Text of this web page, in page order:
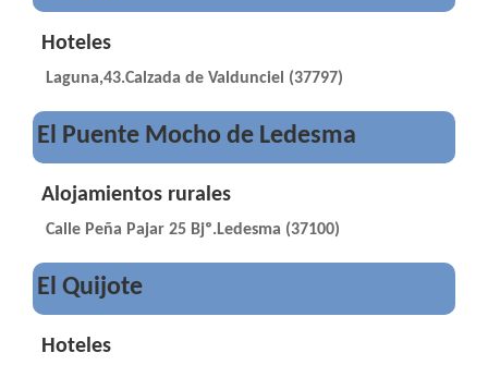
Hoteles
Laguna,43.Calzada de Valdunciel (37797)
El Puente Mocho de Ledesma
Alojamientos rurales
Calle Peña Pajar 25 Bjº.Ledesma (37100)
El Quijote
Hoteles